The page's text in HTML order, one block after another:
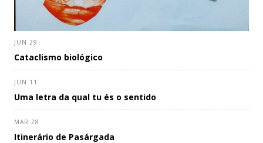
JUN 29
Cataclismo biológico
JUN 11
Uma letra da qual tu és o sentido
MAR 28
Itinerário de Pasárgada